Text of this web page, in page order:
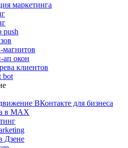
маркетинга
push
магнитов
ап окон
клиентов
bot
ВКонтакте для бизнеса
в MAX
Дзене